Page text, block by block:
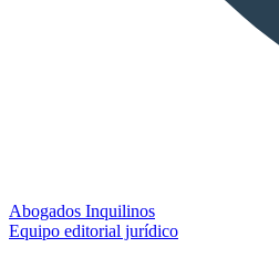
Abogados Inquilinos
Equipo editorial jurídico